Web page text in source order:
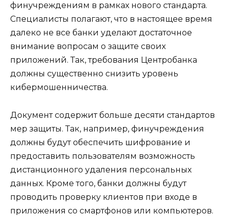
финучреждениям в рамках нового стандарта.
Специалисты полагают, что в настоящее время
далеко не все банки уделают достаточное
внимание вопросам о защите своих
приложений. Так, требования Центробанка
должны существенно снизить уровень
кибермошенничества.
Документ содержит больше десяти стандартов
мер защиты. Так, например, финучреждения
должны будут обеспечить шифрование и
предоставить пользователям возможность
дистанционного удаления персональных
данных. Кроме того, банки должны будут
проводить проверку клиентов при входе в
приложения со смартфонов или компьютеров.